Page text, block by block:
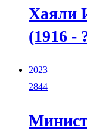
Хаяли
(1916 -
2023
2844